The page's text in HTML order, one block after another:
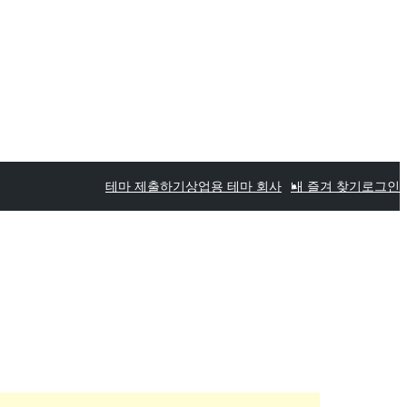
테마 제출하기상업용 테마 회사 내 즐겨 찾기 로그인